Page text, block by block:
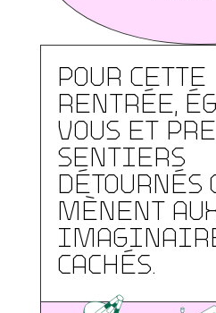
Pour cette
rentrée,
vous et
sentiers
détournés
mènent
cachés.